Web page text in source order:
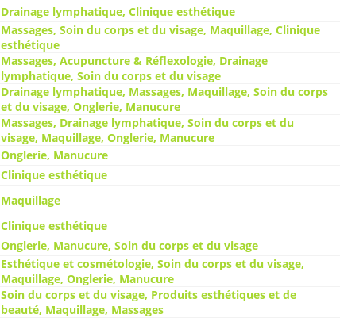
Drainage lymphatique, Clinique esthétique
Massages, Soin du corps et du visage, Maquillage, Clinique
esthétique
Massages, Acupuncture & Réflexologie, Drainage
lymphatique, Soin du corps et du visage
Drainage lymphatique, Massages, Maquillage, Soin du corps
et du visage, Onglerie, Manucure
Massages, Drainage lymphatique, Soin du corps et du
visage, Maquillage, Onglerie, Manucure
Onglerie, Manucure
Clinique esthétique
Maquillage
Clinique esthétique
Onglerie, Manucure, Soin du corps et du visage
Esthétique et cosmétologie, Soin du corps et du visage,
Maquillage, Onglerie, Manucure
Soin du corps et du visage, Produits esthétiques et de
beauté, Maquillage, Massages